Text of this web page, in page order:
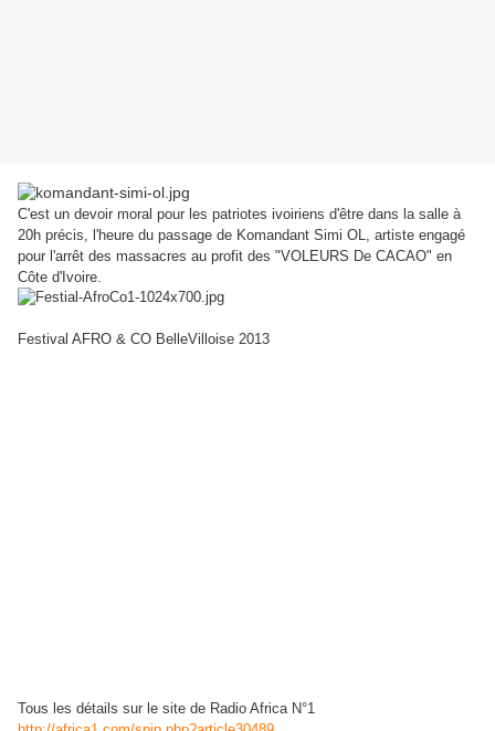
C'est un devoir moral pour les patriotes ivoiriens d'être dans la salle à
20h précis, l'heure du passage de Komandant Simi OL, artiste engagé
pour l'arrêt des massacres au profit des "VOLEURS De CACAO" en
Côte d'Ivoire.
Festival AFRO & CO BelleVilloise 2013
Tous les détails sur le site de Radio Africa N°1